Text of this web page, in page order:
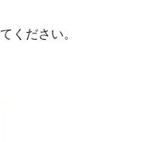
ください。